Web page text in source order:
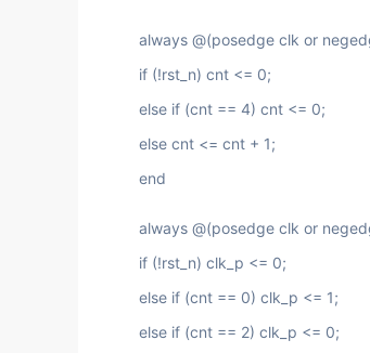
always @(posedge clk or
if (!rst_n) cnt <= 0;
else if (cnt == 4) cnt <= 0;
else cnt <= cnt + 1;
end
always @(posedge clk or
if (!rst_n) clk_p <= 0;
else if (cnt == 0) clk_p <= 1;
else if (cnt == 2) clk_p <= 0;